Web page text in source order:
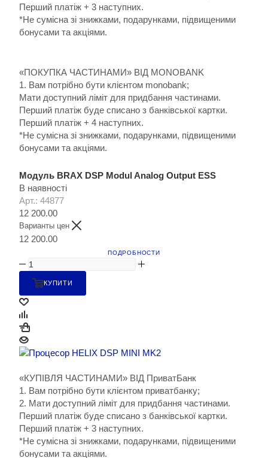
Перший платіж + 3 наступних.
*Не сумісна зі знижками, подарунками, підвищеними
бонусами та акціями.
«ПОКУПКА ЧАСТИНАМИ» ВІД MONOBANK
1. Вам потрібно бути клієнтом monobank;
Мати доступний ліміт для придбання частинами.
Перший платіж буде списано з банківської картки.
Перший платіж + 4 наступних.
*Не сумісна зі знижками, подарунками, підвищеними
бонусами та акціями.
Модуль BRAX DSP Modul Analog Output ESS
В наявності
Арт.: 44877
12 200.00
Варианты цен
12 200.00
ПОДРОБНОСТИ
КУПИТИ
«КУПІВЛЯ ЧАСТИНАМИ» ВІД ПриватБанк
1. Вам потрібно бути клієнтом приватбанку;
2. Мати доступний ліміт для придбання частинами.
Перший платіж буде списано з банківської картки.
Перший платіж + 3 наступних.
*Не сумісна зі знижками, подарунками, підвищеними
бонусами та акціями.